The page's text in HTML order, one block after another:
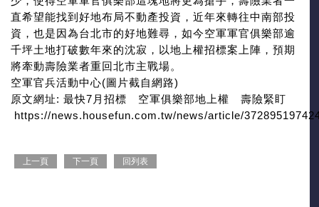
直希望能找到好地布局不動產投資，近年來轉往中南部投
資，也是因為台北市的好地難尋，如今空軍軍官俱樂部逾
千坪土地打破數年來的沈寂，以地上權招標案上陣，預期
將牽動壽險業者重回北市主戰場。
空軍官兵活動中心(圖片截自網路)
原文網址: 最快7月招標 空軍俱樂部地上權 壽險緊盯
https://news.housefun.com.tw/news/article/
上一頁 下一頁 回列表